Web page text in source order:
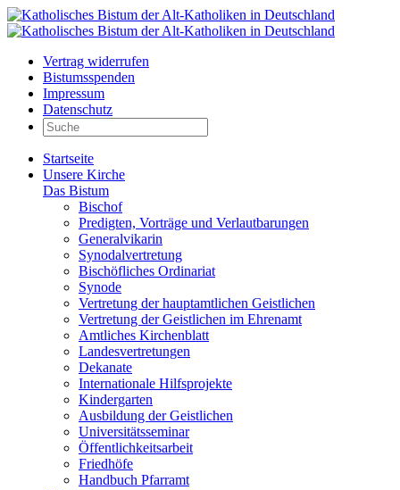
Vertrag widerrufen
Bistumsspenden
Impressum
Datenschutz
Startseite
Unsere Kirche
Das Bistum
Bischof
Predigten, Vorträge und Verlautbarungen
Generalvikarin
Synodalvertretung
Bischöfliches Ordinariat
Synode
Vertretung der hauptamtlichen Geistlichen
Vertretung der Geistlichen im Ehrenamt
Amtliches Kirchenblatt
Landesvertretungen
Dekanate
Internationale Hilfsprojekte
Kindergarten
Ausbildung der Geistlichen
Universitätsseminar
Öffentlichkeitsarbeit
Friedhöfe
Handbuch Pfarramt